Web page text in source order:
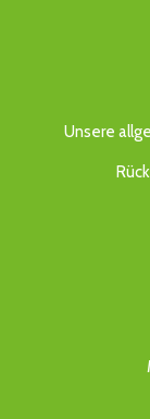
Unsere